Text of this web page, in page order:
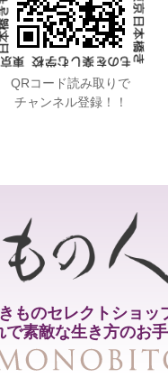
QRコード読み取りで
チャンネル登録！！
ものセレクトショッ
で素敵な生き方のお